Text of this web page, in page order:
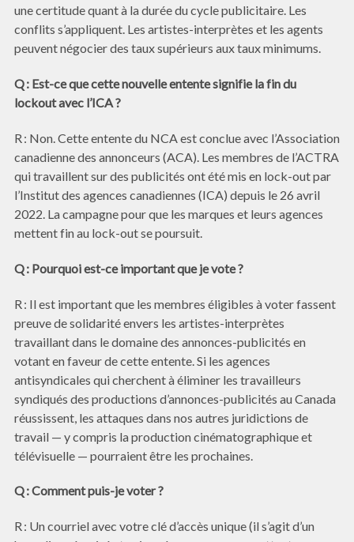
une certitude quant à la durée du cycle publicitaire. Les
conflits s’appliquent. Les artistes-interprètes et les agents
peuvent négocier des taux supérieurs aux taux minimums.
Q : Est-ce que cette nouvelle entente signifie la fin du
lockout avec l’ICA ?
R : Non. Cette entente du NCA est conclue avec l’Association
canadienne des annonceurs (ACA). Les membres de l’ACTRA
qui travaillent sur des publicités ont été mis en lock-out par
l’Institut des agences canadiennes (ICA) depuis le 26 avril
2022. La campagne pour que les marques et leurs agences
mettent fin au lock-out se poursuit.
Q : Pourquoi est-ce important que je vote ?
R : Il est important que les membres éligibles à voter fassent
preuve de solidarité envers les artistes-interprètes
travaillant dans le domaine des annonces-publicités en
votant en faveur de cette entente. Si les agences
antisyndicales qui cherchent à éliminer les travailleurs
syndiqués des productions d’annonces-publicités au Canada
réussissent, les attaques dans nos autres juridictions de
travail — y compris la production cinématographique et
télévisuelle — pourraient être les prochaines.
Q : Comment puis-je voter ?
R : Un courriel avec votre clé d’accès unique (il s’agit d’un